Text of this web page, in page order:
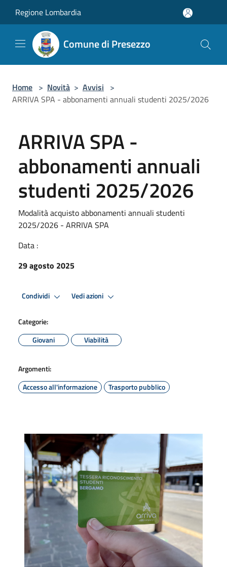
Regione Lombardia
Comune di Presezzo
Home > Novità > Avvisi >
ARRIVA SPA - abbonamenti annuali studenti 2025/2026
ARRIVA SPA -
abbonamenti annuali
studenti 2025/2026
Modalità acquisto abbonamenti annuali studenti
2025/2026 - ARRIVA SPA
Data :
29 agosto 2025
Condividi Vedi azioni
Categorie:
Giovani
Viabilità
Argomenti:
Accesso all'informazione
Trasporto pubblico